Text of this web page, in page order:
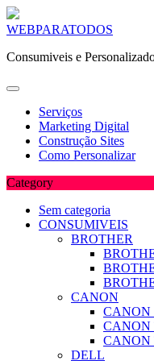
Skip
content
WEBPARATODOS
Consumiveis e
Serviços
Marketing Digital
Construção Sites
Como Personalizar
Category
Sem categoria
CONSUMIVEIS
BROTHER
CANON
CANON
CANON
CANON
DELL